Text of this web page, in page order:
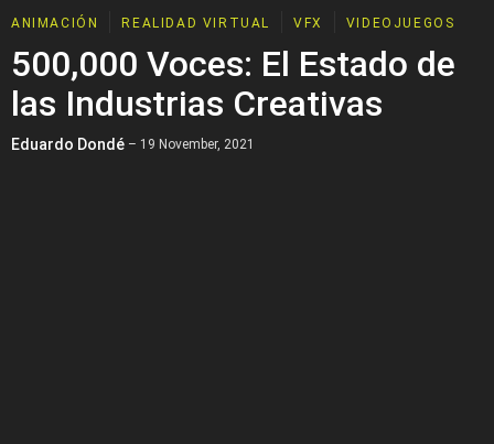
ANIMACIÓN REALIDAD VIRTUAL VFX VIDEOJUEGOS
500,000 Voces: El Estado de
las Industrias Creativas
Eduardo Dondé – 19 November, 2021